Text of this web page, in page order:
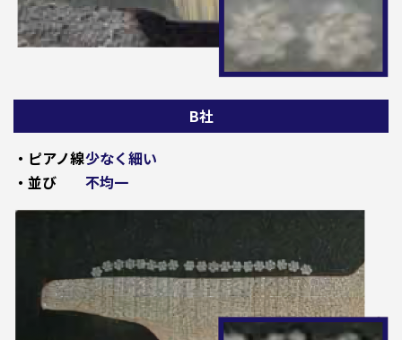
B社
・ピアノ線少なく細い
・並び
不均一